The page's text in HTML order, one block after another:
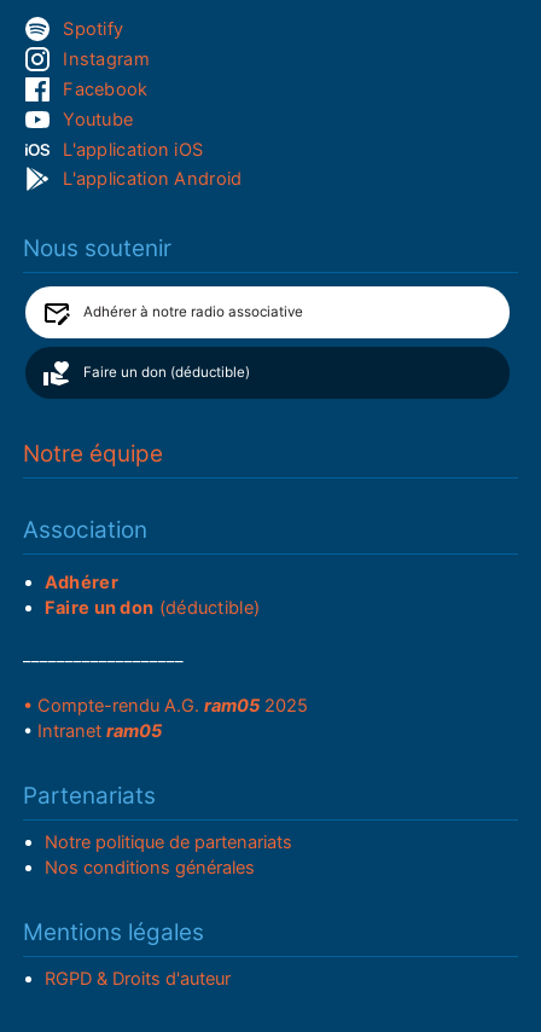
Spotify
Instagram
Facebook
Youtube
L'application iOS
L'application Android
Nous soutenir
Adhérer à notre radio associative
Faire un don (déductible)
Notre équipe
Association
Adhérer
Faire un don (déductible)
• Compte-rendu A.G.ram05 2025
• Intranetram05
Partenariats
Notre politique de partenariats
Nos conditions générales
Mentions légales
RGPD & Droits d'auteur